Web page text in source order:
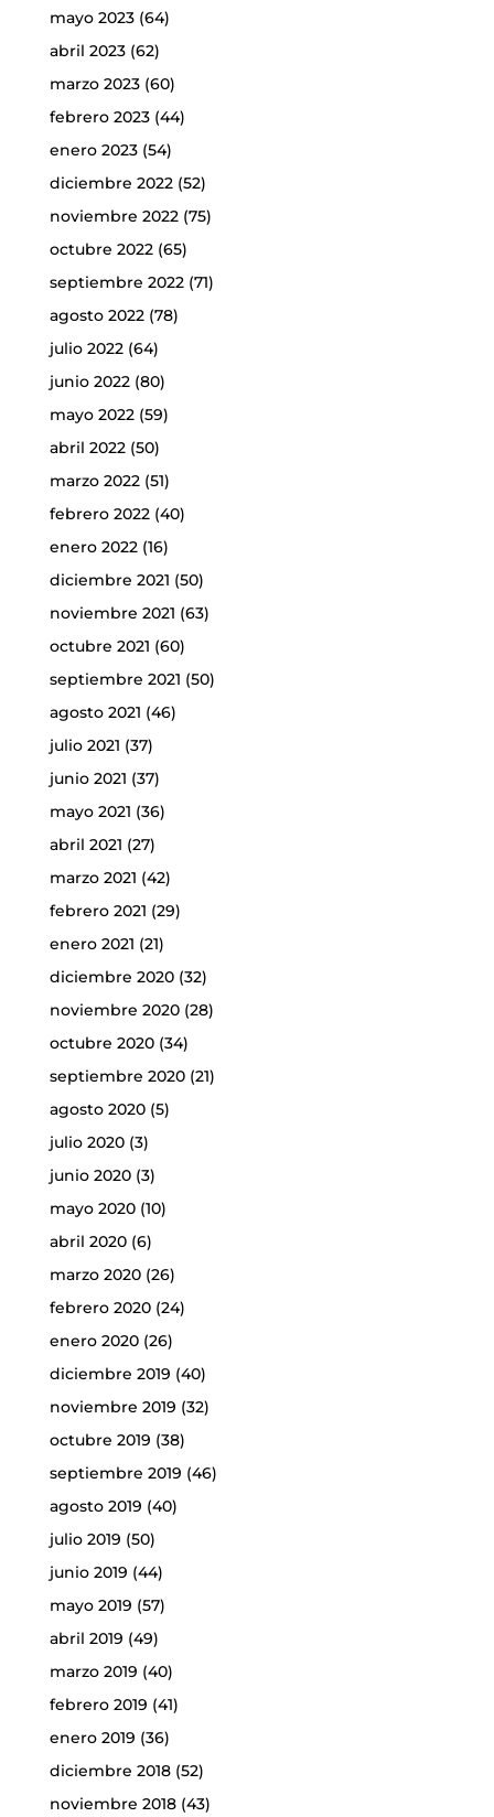
mayo 2023(64)
abril 2023(62)
marzo 2023(60)
febrero 2023(44)
enero 2023(54)
diciembre 2022(52)
noviembre 2022(75)
octubre 2022(65)
septiembre 2022(71)
agosto 2022(78)
julio 2022(64)
junio 2022(80)
mayo 2022(59)
abril 2022(50)
marzo 2022(51)
febrero 2022(40)
enero 2022(16)
diciembre 2021 (50)
noviembre 2021 (63)
octubre 2021 (60)
septiembre 2021 (50)
agosto 2021 (46)
julio 2021 (37)
junio 2021 (37)
mayo 2021 (36)
abril 2021 (27)
marzo 2021 (42)
febrero 2021 (29)
enero 2021 (21)
diciembre 2020(32)
noviembre 2020(28)
octubre 2020(34)
septiembre 2020(21)
agosto 2020(5)
julio 2020(3)
junio 2020(3)
mayo 2020(10)
abril 2020(6)
marzo 2020(26)
febrero 2020(24)
enero 2020(26)
diciembre 2019 (40)
noviembre 2019 (32)
octubre 2019 (38)
septiembre 2019 (46)
agosto 2019 (40)
julio 2019 (50)
junio 2019 (44)
mayo 2019 (57)
abril 2019 (49)
marzo 2019 (40)
febrero 2019 (41)
enero 2019 (36)
diciembre 2018(52)
noviembre 2018(43)